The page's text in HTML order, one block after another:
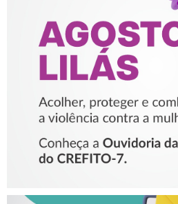
AGOSTO LILÁS
PROTEGER E
VIOLÊNCIA